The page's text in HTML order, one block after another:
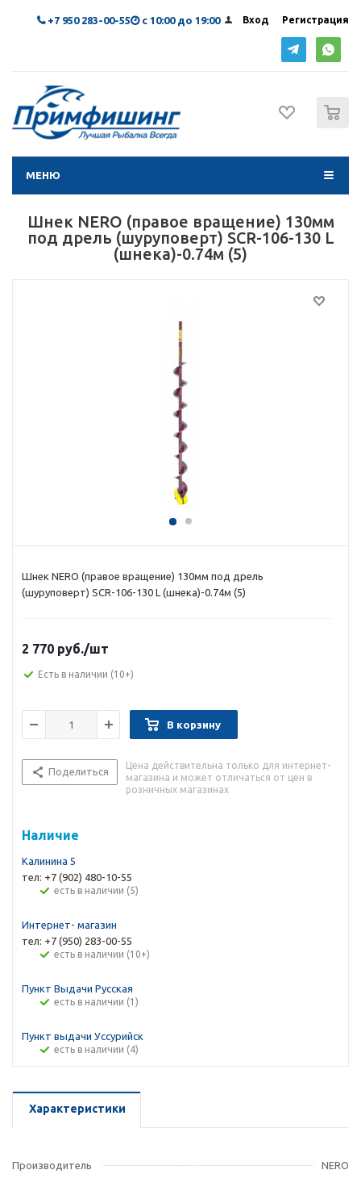
Вход Регистрация
+7 950 283-00-55 с 10:00 до 19:00
МЕНЮ
Шнек NERO (правое вращение) 130мм
под дрель (шуруповерт) SCR-106-130 L
(шнека)-0.74м (5)
Шнек NERO (правое вращение) 130мм под дрель
(шуруповерт) SCR-106-130 L (шнека)-0.74м (5)
2 770 руб./шт
Есть в наличии (10+)
В корзину
Поделиться
Цена действительна только для интернет-
магазина и может отличаться от цен в
розничных магазинах
Наличие
Калинина 5
тел: +7 (902) 480-10-55
Есть в наличии (5)
Интернет- магазин
тел: +7 (950) 283-00-55
Есть в наличии (10+)
Пункт Выдачи Русская
Есть в наличии (1)
Пункт выдачи Уссурийск
Есть в наличии (4)
Характеристики
Производитель NERO